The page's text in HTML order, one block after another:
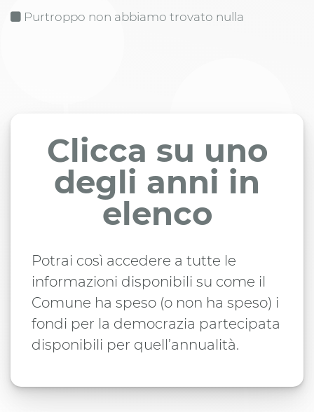
Purtroppo non abbiamo trovato nulla
Clicca su uno
degli anni in
elenco
Potrai così accedere a tutte le
informazioni disponibili su come il
Comune ha speso (o non ha speso) i
fondi per la democrazia partecipata
disponibili per quell’annualità.